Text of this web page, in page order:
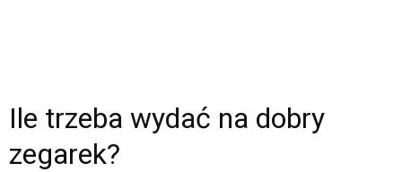
Ile trzeba wydać na dobry
zegarek?